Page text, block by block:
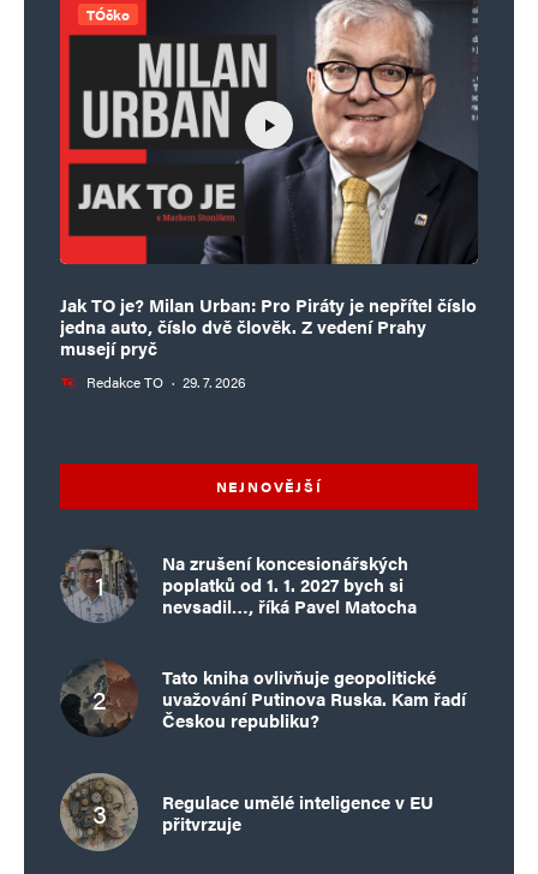
TÓčko
Jak TO je? Milan Urban: Pro Piráty je nepřítel číslo
jedna auto, číslo dvě člověk. Z vedení Prahy
musejí pryč
Redakce TO · 29. 7. 2026
NEJNOVĚJŠÍ
Na zrušení koncesionářských
poplatků od 1. 1. 2027 bych si
nevsadil…, říká Pavel Matocha
Tato kniha ovlivňuje geopolitické
uvažování Putinova Ruska. Kam řadí
Českou republiku?
Regulace umělé inteligence v EU
přitvrzuje